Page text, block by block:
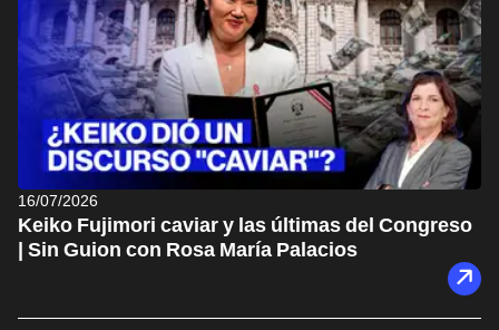
16/07/2026
Keiko Fujimori caviar y las últimas del Congreso
| Sin Guion con Rosa María Palacios